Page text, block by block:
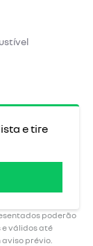
e tire
poderão
e válidos até
prévio.